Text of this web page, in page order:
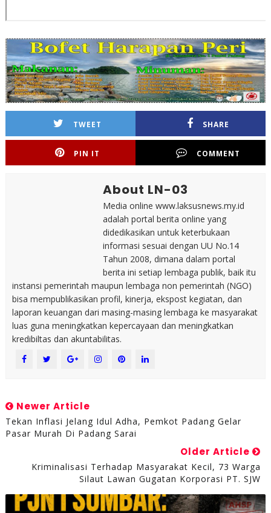
TWEET SHARE
PIN IT COMMENT
About LN-03
Media online www.laksusnews.my.id
adalah portal berita online yang
didedikasikan untuk keterbukaan
informasi sesuai dengan UU No.14
Tahun 2008, dimana dalam portal
berita ini setiap lembaga publik, baik itu
instansi pemerintah maupun lembaga non pemerintah (NGO)
bisa mempublikasikan profil, kinerja, ekspost kegiatan, dan
laporan keuangan dari masing-masing lembaga ke masyarakat
luas guna meningkatkan kepercayaan dan meningkatkan
kredibiltas dan akuntabilitas.
Newer Article
Tekan Inflasi Jelang Idul Adha, Pemkot Padang Gelar
Pasar Murah Di Padang Sarai
Older Article
Kriminalisasi Terhadap Masyarakat Kecil, 73 Warga
Silaut Lawan Gugatan Korporasi PT. SJW